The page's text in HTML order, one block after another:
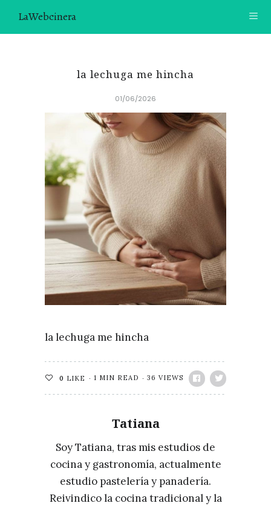
LaWebcinera
CONTACTO
¿TE GUSTARÍA UNIRTE A NUESTRA AVENTURA GASTRON
ÓMICA?
ÚNETE A LA NEWSLETTER
RECOMENDACIONES
la lechuga me hincha
01/06/2026
la lechuga me hincha
0 LIKE 1 MIN READ 36 VIEWS
Tatiana
Soy Tatiana, tras mis estudios de
cocina y gastronomía, actualmente
estudio pastelería y panadería.
Reivindico la cocina tradicional y la